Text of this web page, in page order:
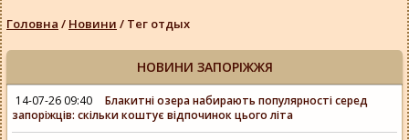
Головна / Новини / Тег отдых
НОВИНИ ЗАПОРІЖЖЯ
14-07-26 09:40
Блакитні озера набирають популярності серед
запоріжців: скільки коштує відпочинок цього літа